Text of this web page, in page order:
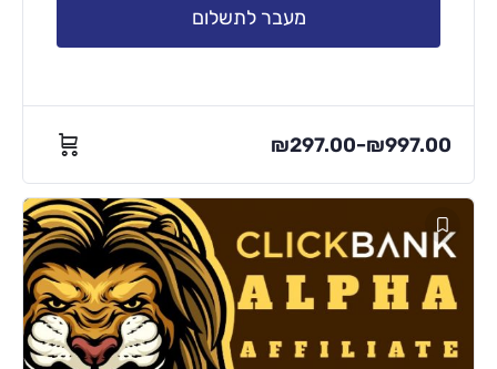
מעבר לתשלום
₪297.00–₪997.00